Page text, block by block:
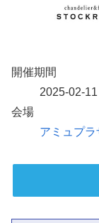
開催期間
2025-02-
会場
アミュプラ